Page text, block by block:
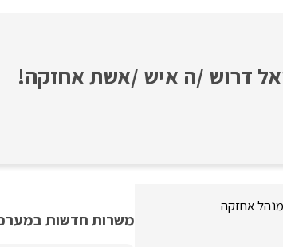
דרוש /ה איש /אשת אחזקה!
מנהל אחזקה
משרות חדשות